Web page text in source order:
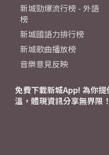
新城勁爆流行榜 - 外語
榜
新城國語力排行榜
新城歌曲播放榜
音樂意見反映
免費下載新城App! 為你
溫，體現資訊分享無界限！